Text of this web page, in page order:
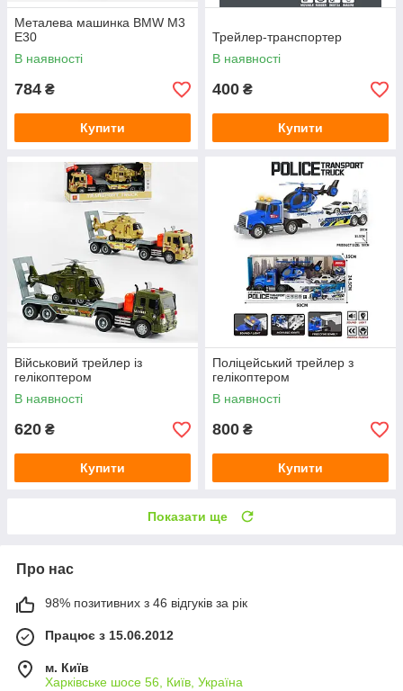
Металева машинка BMW M3
E30
В наявності
784 ₴
Купити
Трейлер-транспортер
В наявності
400 ₴
Купити
Військовий трейлер із
гелікоптером
В наявності
620 ₴
Купити
Поліцейський трейлер з
гелікоптером
В наявності
800 ₴
Купити
Показати ще
Про нас
98% позитивних з 46 відгуків за рік
Працює з 15.06.2012
м. Київ
Харківське шосе 56, Київ, Україна